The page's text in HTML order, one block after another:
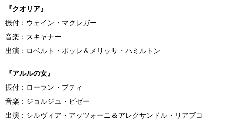
『クオリア』
振付：ウェイン・マクレガー
音楽：スキャナー
出演：ロベルト・ボッレ＆メリッサ・ハミルトン
『アルルの女』
振付：ローラン・プティ
音楽：ジョルジュ・ビゼー
出演：シルヴィア・アッツォーニ＆アレクサンドル・リアブコ